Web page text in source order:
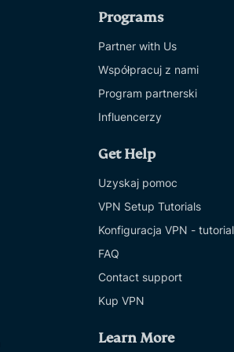
Programs
Partner with Us
Współpracuj z nami
Program partnerski
Influencerzy
Get Help
Uzyskaj pomoc
VPN Setup Tutorials
Konfiguracja VPN -
FAQ
Contact support
Kup VPN
Learn More